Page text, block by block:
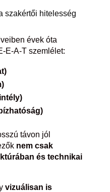
szakértői hitelesség
évek óta
E-A-T szemlélet:
távon jól
nem csak
és technikai
vizuálisan is